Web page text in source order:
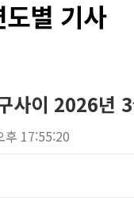
별 기사
사이 2026년
17:55:20